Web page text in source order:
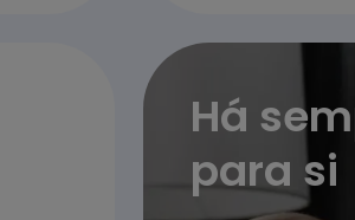
Há
para si